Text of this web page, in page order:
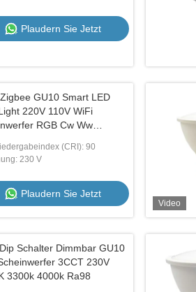
Schmaler Strahlwinkel 10D Ra98 Led-
Spiegellampen
Plaudern Sie Jetzt
GU10 Smart LED
220V 110V WiFi
RGB Cw Ww
Google Home Smartthings
(CRI): 90
230 V
Plaudern Sie Jetzt
Video
Schalter Dimmbar GU10
3CCT 230V
3300k 4000k Ra98